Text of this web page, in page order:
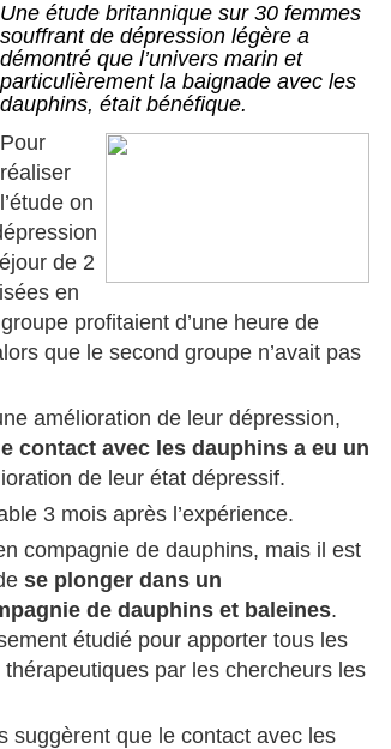
Une étude britannique sur 30 femmes
souffrant de dépression légère a
démontré que l’univers marin et
particulièrement la baignade avec les
dauphins, était bénéfique.
Pour
réaliser
l’étude on
de 2
en
profitaient d’une heure de
que le second groupe n’avait pas
amélioration de leur dépression,
contact avec les dauphins a eu un
de leur état dépressif.
3 mois après l’expérience.
compagnie de dauphins, mais il est
se plonger dans un
de dauphins et baleines.
étudié pour apporter tous les
par les chercheurs les
suggèrent que le contact avec les